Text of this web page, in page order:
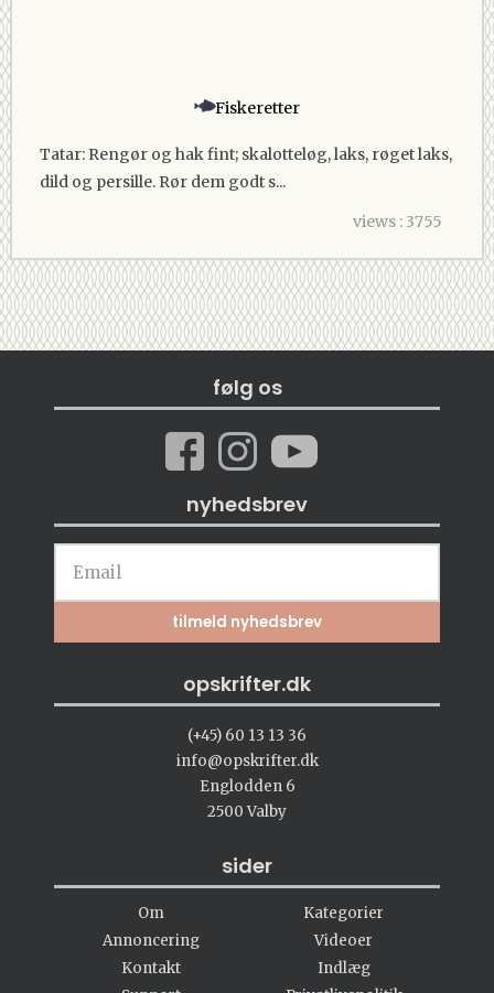
Fiskeretter
Tatar: Rengør og hak fint; skalotteløg, laks, røget laks,
dild og persille. Rør dem godt s...
views : 3755
følg os
nyhedsbrev
opskrifter.dk
(+45) 60 13 13 36
info@opskrifter.dk
Englodden 6
2500 Valby
sider
Om
Annoncering
Kontakt
Kategorier
Videoer
Indlæg